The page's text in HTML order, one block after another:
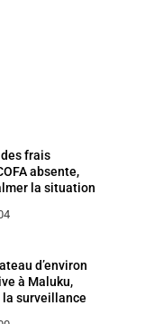
frais
absente,
la situation
d’environ
à Maluku,
surveillance